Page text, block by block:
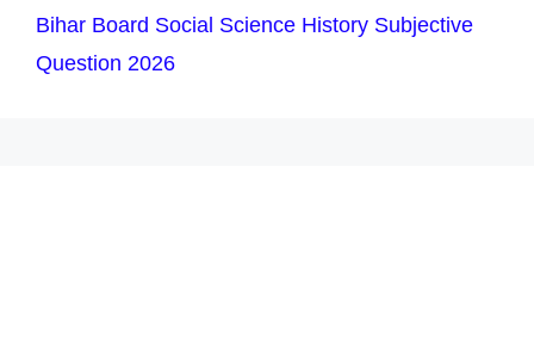
Bihar Board Social Science History Subjective
Question 2026